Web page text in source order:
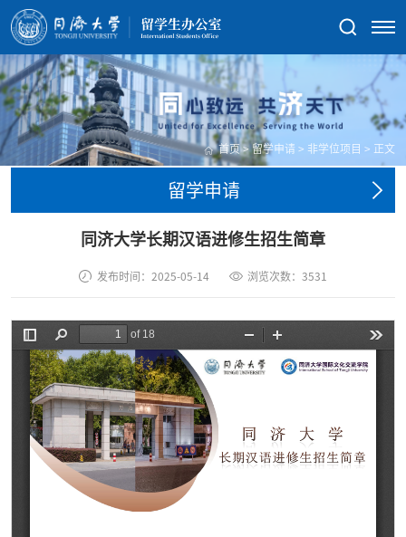
首页 > 留学申请 > 非学位项目 > 正文
留学申请
同济大学长期汉语进修生招生简章
发布时间：2025-05-14 浏览次数： 3531